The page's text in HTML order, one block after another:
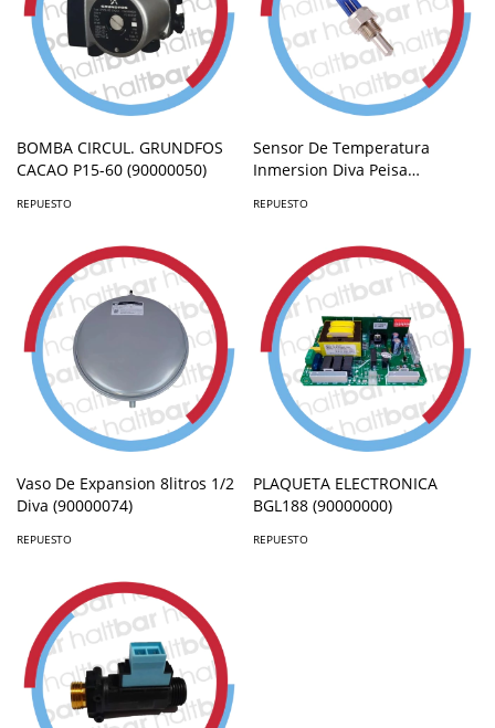
BOMBA CIRCUL. GRUNDFOS
CACAO P15-60 (90000050)
REPUESTO
Sensor De Temperatura
Inmersion Diva Peisa
REPUESTO
Vaso De Expansion 8litros 1/2
Diva (90000074)
REPUESTO
PLAQUETA ELECTRONICA
BGL188 (90000000)
REPUESTO